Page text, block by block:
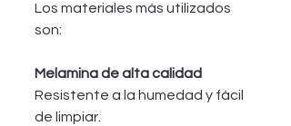
Los materiales más utilizados
son:
Melamina de alta calidad
Resistente a la humedad y fácil
de limpiar.